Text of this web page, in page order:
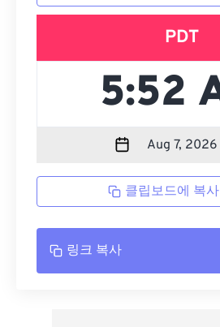
PDT
클립보드에 복사
링크 복사